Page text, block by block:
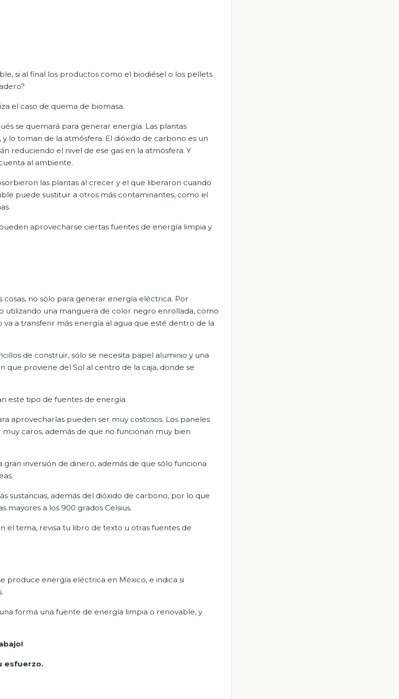
si al final los productos como el biodiésel o los pellets
el caso de quema de biomasa.
se quemará para generar energía. Las plantas
lo toman de la atmósfera. El dióxido de carbono es un
reduciendo el nivel de ese gas en la atmósfera. Y
al ambiente.
las plantas al crecer y el que liberaron cuando
puede sustituir a otros más contaminantes, como el
aprovecharse ciertas fuentes de energía limpia y
no sólo para generar energía eléctrica. Por
utilizando una manguera de color negro enrollada, como
a transferir más energía al agua que esté dentro de la
de construir, sólo se necesita papel aluminio y una
que proviene del Sol al centro de la caja, donde se
este tipo de fuentes de energía.
aprovecharlas pueden ser muy costosos. Los paneles
caros, además de que no funcionan muy bien
inversión de dinero, además de que sólo funciona
sustancias, además del dióxido de carbono, por lo que
a los 900 grados Celsius.
el tema, revisa tu libro de texto u otras fuentes de
produce energía eléctrica en México, e indica si
forma una fuente de energía limpia o renovable, y
esfuerzo.